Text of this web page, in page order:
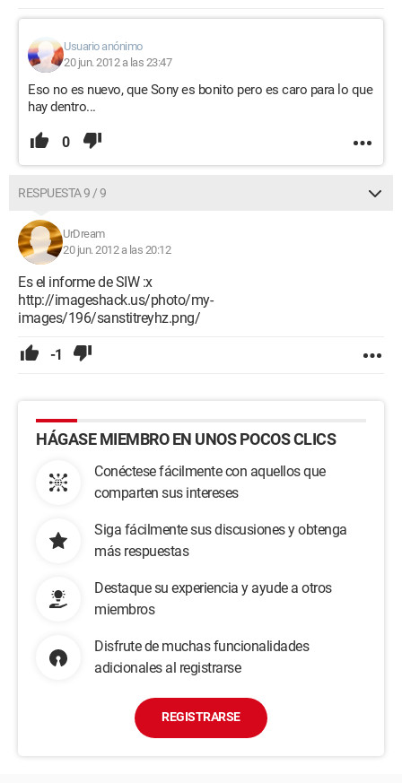
Usuario anónimo
20 jun. 2012 a las 23:47
Eso no es nuevo, que Sony es bonito pero es caro para lo que
hay dentro...
0
RESPUESTA 9 / 9
UrDream
20 jun. 2012 a las 20:12
Es el informe de SIW :x
http://imageshack.us/photo/my-
images/196/sanstitreyhz.png/
-1
HÁGASE MIEMBRO EN UNOS POCOS CLICS
Conéctese fácilmente con aquellos que
comparten sus intereses
Siga fácilmente sus discusiones y obtenga
más respuestas
Destaque su experiencia y ayude a otros
miembros
Disfrute de muchas funcionalidades
adicionales al registrarse
REGISTRARSE